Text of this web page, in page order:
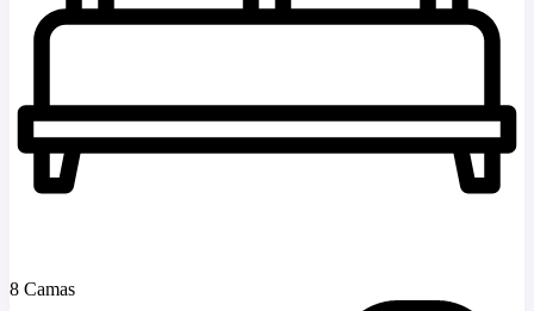
8 Camas